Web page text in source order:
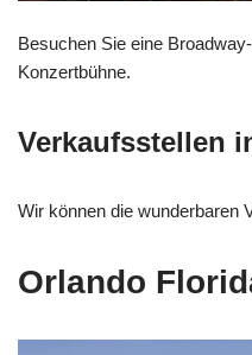
Besuchen Sie eine
Konzertbühne.
Verkaufsstellen
Wir können die wunderbaren
Orlando